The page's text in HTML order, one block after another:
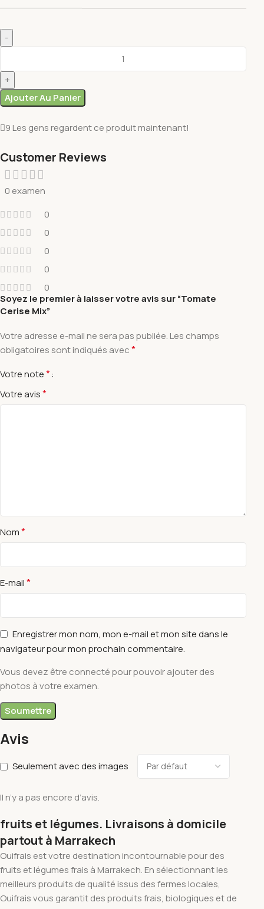
Ajouter Au Panier
9 Les gens regardent ce produit maintenant!
Customer Reviews
0 examen
0
0
0
0
0
Avis
Seulement avec des images
Il n’y a pas encore d’avis.
Soyez le premier à laisser votre avis sur “Tomate
Cerise Mix”
Votre adresse e-mail ne sera pas publiée. Les champs
obligatoires sont indiqués avec*
Votre note*
Votre avis*
Nom*
E-mail*
Enregistrer mon nom, mon e-mail et mon site dans le
navigateur pour mon prochain commentaire.
Vous devez être connecté pour pouvoir ajouter des
photos à votre examen.
fruits et légumes. Livraisons à domicile
partout à Marrakech
Ouifrais est votre destination incontournable pour des
fruits et légumes frais à Marrakech. En sélectionnant les
meilleurs produits de qualité issus des fermes locales,
Ouifrais vous garantit des produits frais, biologiques et de